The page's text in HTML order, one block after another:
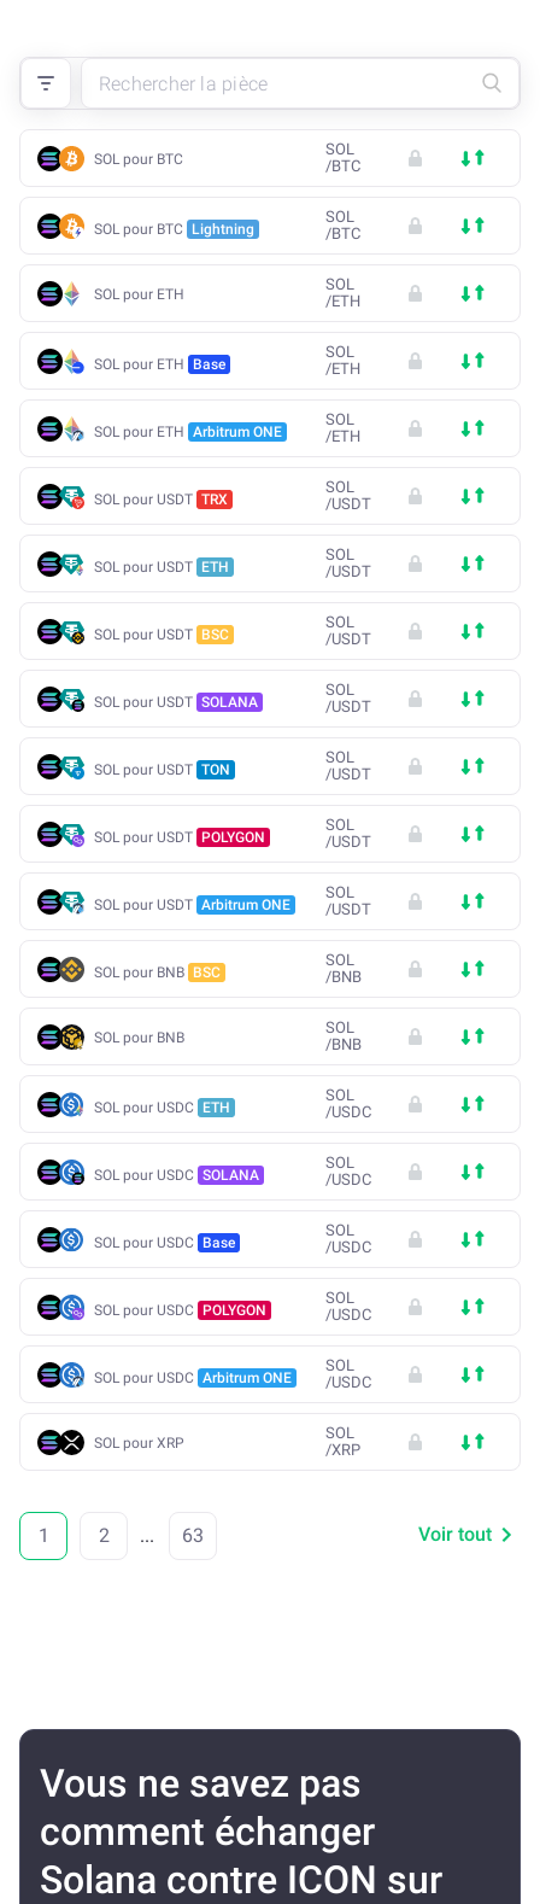
SOL pour BTC
SOL
/BTC
SOL pour BTC Lightning
SOL
/BTC
SOL pour ETH
SOL
/ETH
SOL pour ETH Base
SOL
/ETH
SOL pour ETH Arbitrum ONE
SOL
/ETH
SOL pour USDT TRX
SOL
/USDT
SOL pour USDT ETH
SOL
/USDT
SOL pour USDT BSC
SOL
/USDT
SOL pour USDT SOLANA
SOL
/USDT
SOL pour USDT TON
SOL
/USDT
SOL pour USDT POLYGON
SOL
/USDT
SOL pour USDT Arbitrum ONE
SOL
/USDT
SOL pour BNB BSC
SOL
/BNB
SOL pour BNB
SOL
/BNB
SOL pour USDC ETH
SOL
/USDC
SOL pour USDC SOLANA
SOL
/USDC
SOL pour USDC Base
SOL
/USDC
SOL pour USDC POLYGON
SOL
/USDC
SOL pour USDC Arbitrum ONE
SOL
/USDC
SOL pour XRP
SOL
/XRP
1 2 ... 63 Voir tout
Vous ne savez pas
comment échanger
Solana contre ICON sur